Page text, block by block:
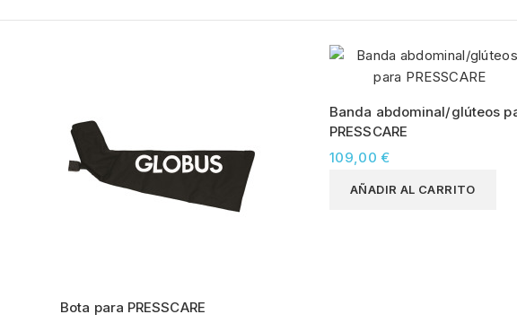
Bota para PRESSCARE
Banda abdominal/glúteos
PRESSCARE
109,00 €
AÑADIR AL CARRITO